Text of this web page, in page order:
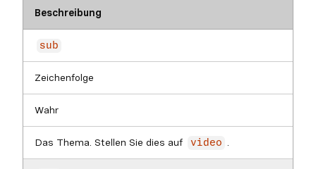
Beschreibung
sub
Zeichenfolge
Wahr
Das Thema. Stellen Sie dies auf video